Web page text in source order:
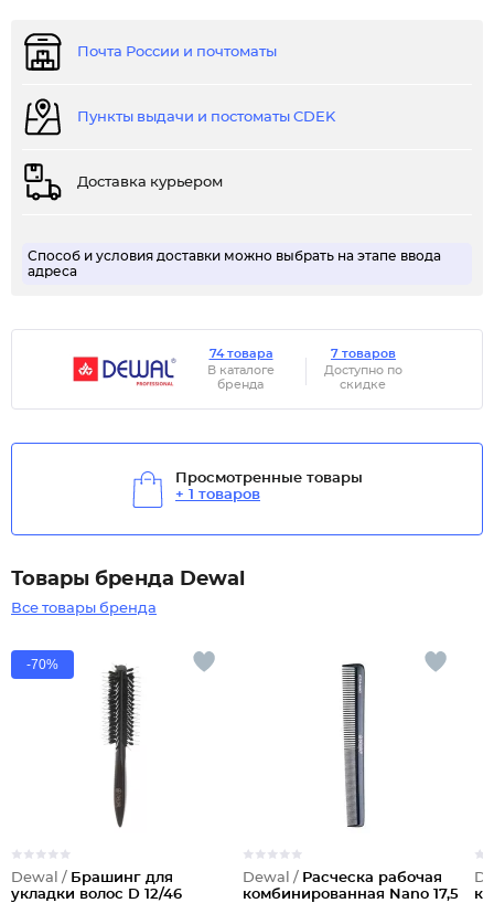
Почта России и почтоматы
Пункты выдачи и постоматы CDEK
Доставка курьером
Способ и условия доставки можно выбрать на этапе ввода
адреса
74 товара
В каталоге
бренда
7 товаров
Доступно по
скидке
Просмотренные товары
+ 1 товаров
Товары бренда Dewal
Все товары бренда
-70%
Dewal / Брашинг для
укладки волос D 12/46
Dewal / Расческа рабочая
комбинированная Nano 17,5